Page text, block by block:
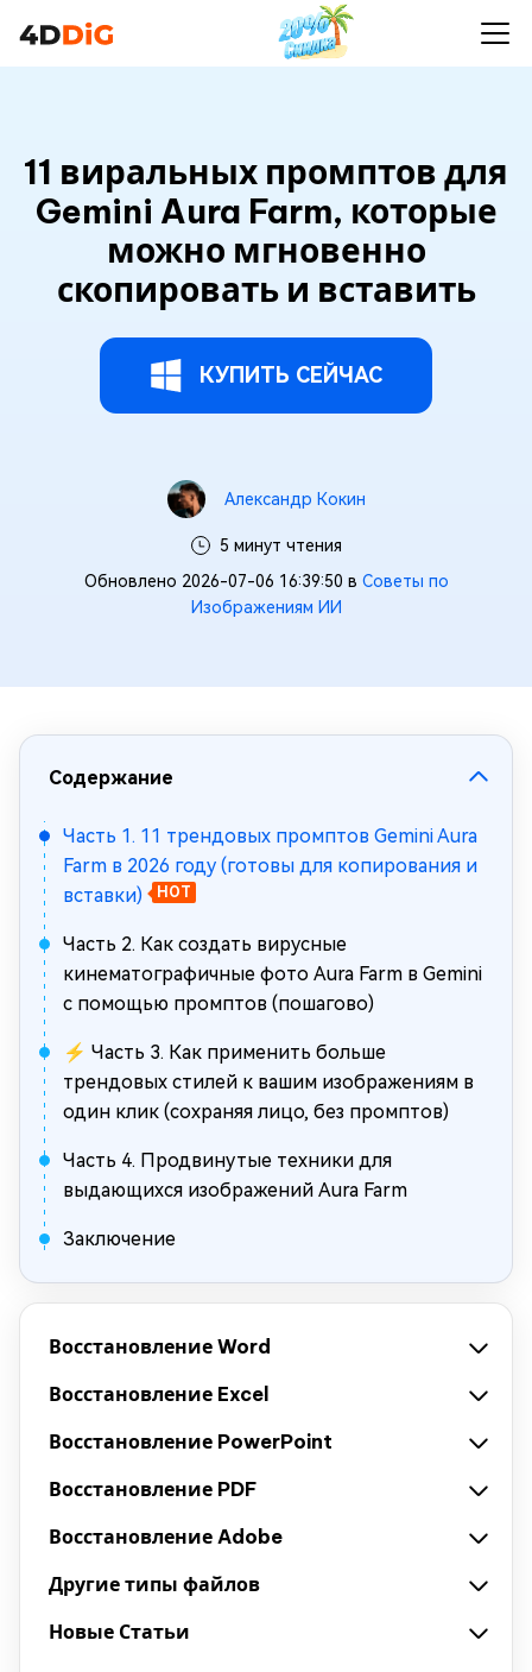
11 виральных промптов для
Gemini Aura Farm, которые
можно мгновенно
скопировать и вставить
КУПИТЬ СЕЙЧАС
Александр Кокин
5 минут чтения
Обновлено 2026-07-06 16:39:50 в Советы по
Изображениям ИИ
Содержание
Часть 1. 11 трендовых промптов Gemini Aura
Farm в 2026 году (готовы для копирования и
вставки)
HOT
Часть 2. Как создать вирусные
кинематографичные фото Aura Farm в Gemini
с помощью промптов (пошагово)
⚡ Часть 3. Как применить больше
трендовых стилей к вашим изображениям в
один клик (сохраняя лицо, без промптов)
Часть 4. Продвинутые техники для
выдающихся изображений Aura Farm
Заключение
Восстановление Word
Восстановление Excel
Восстановление PowerPoint
Восстановление PDF
Восстановление Adobe
Другие типы файлов
Новые Статьи